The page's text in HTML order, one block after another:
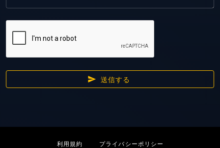
送信する
利用規約
プライバシーポリシー